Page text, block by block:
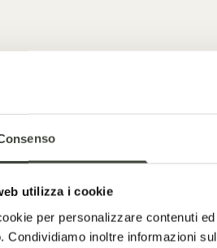
utilizza i cookie
per personalizzare contenuti
Condividiamo inoltre informazioni
Ancient charm,